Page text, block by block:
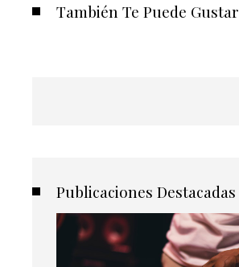
También Te Puede Gustar
Publicaciones Destacadas